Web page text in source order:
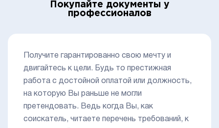
Покупайте документы у
профессионалов
Получите гарантированно свою мечту и
двигайтесь к цели. Будь то престижная
работа с достойной оплатой или должность,
на которую Вы раньше не могли
претендовать. Ведь когда Вы, как
соискатель, читаете перечень требований, к